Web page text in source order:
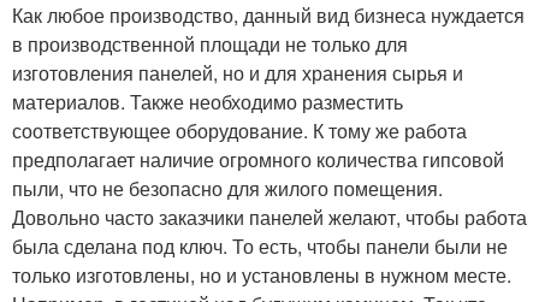
Как любое производство, данный вид бизнеса нуждается
в производственной площади не только для
изготовления панелей, но и для хранения сырья и
материалов. Также необходимо разместить
соответствующее оборудование. К тому же работа
предполагает наличие огромного количества гипсовой
пыли, что не безопасно для жилого помещения.
Довольно часто заказчики панелей желают, чтобы работа
была сделана под ключ. То есть, чтобы панели были не
только изготовлены, но и установлены в нужном месте.